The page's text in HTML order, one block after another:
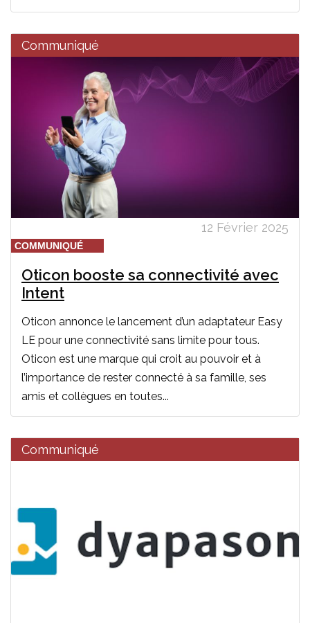
Communiqué
12 Février 2025
COMMUNIQUÉ
Oticon booste sa connectivité avec
Intent
Oticon annonce le lancement d’un adaptateur Easy
LE pour une connectivité sans limite pour tous.
Oticon est une marque qui croit au pouvoir et à
l’importance de rester connecté à sa famille, ses
amis et collègues en toutes...
Communiqué